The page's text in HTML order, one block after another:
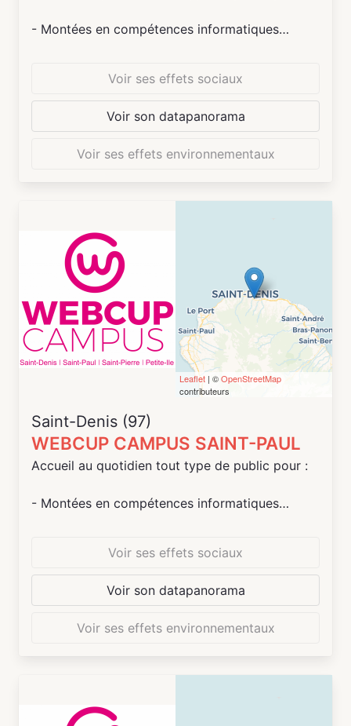
- Montées en compétences informatiques
Pour les enfants et les jeunes, dès l'âge de 8 ans
- Stages vacances numériques : Coding,
logiciels multimédias photos/vidéo, Musique
de jeux vidéos (Scratch / Unity)...
Voir ses effets sociaux
Voir son datapanorama
Voir ses effets environnementaux
Leaflet | ©OpenStreetMap
contributeurs
Saint-Denis (97)
WEBCUP CAMPUS SAINT-PAUL
Accueil au quotidien tout type de public pour :
- Montées en compétences informatiques
Pour les enfants et les jeunes, dès l'âge de 8 ans
- Stages vacances numériques : Coding,
logiciels multimédias photos/vidéo, Musique
de jeux vidéos (Scratch / Unity)...
Voir ses effets sociaux
Voir son datapanorama
Voir ses effets environnementaux